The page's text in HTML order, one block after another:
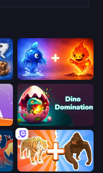
Elemental Monsters: Merge
Dino Domination
Animal DNA Run